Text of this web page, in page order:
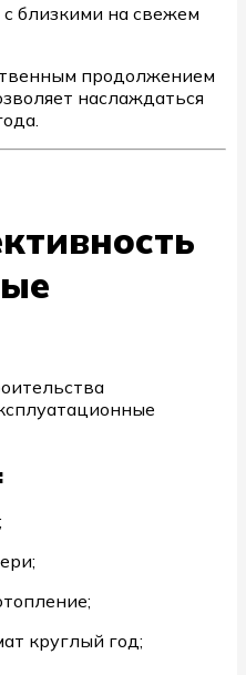
близкими на свежем
продолжением
наслаждаться
круглый год;